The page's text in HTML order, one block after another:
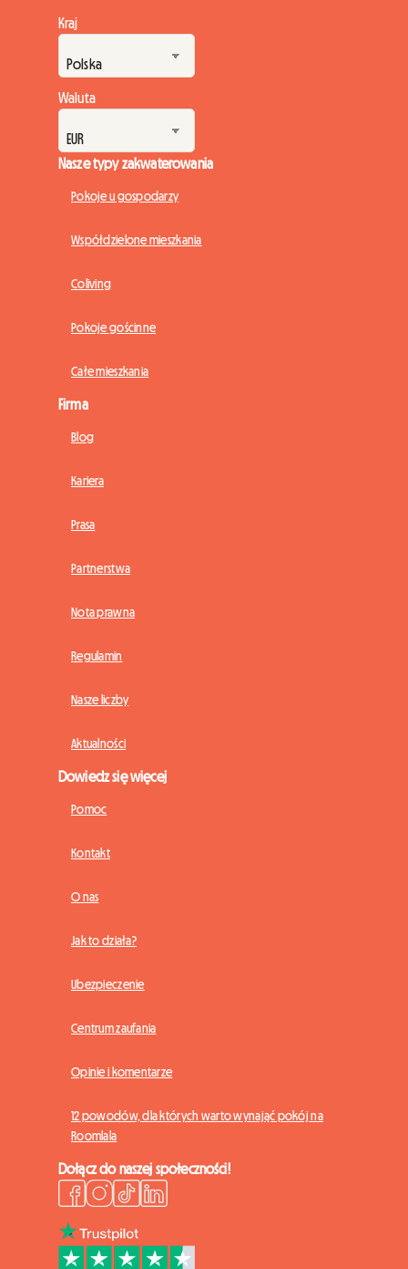
Kraj
Waluta
Nasze typy zakwaterowania
Pokoje u gospodarzy
Współdzielone mieszkania
Coliving
Pokoje gościnne
Całe mieszkania
Firma
Blog
Kariera
Prasa
Partnerstwa
Nota prawna
Regulamin
Nasze liczby
Aktualności
Dowiedz się więcej
Pomoc
Kontakt
O nas
Jak to działa?
Ubezpieczenie
Centrum zaufania
Opinie i komentarze
12 powodów, dla których warto wynająć pokój na
Roomlala
Dołącz do naszej społeczności!